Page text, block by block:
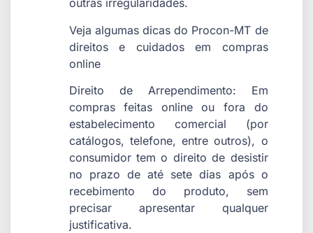
outras irregularidades.
Veja algumas dicas do Procon-MT de
direitos e cuidados em compras
online
Direito de Arrependimento: Em
compras feitas online ou fora do
estabelecimento comercial (por
catálogos, telefone, entre outros), o
consumidor tem o direito de desistir
no prazo de até sete dias após o
recebimento do produto, sem
precisar apresentar qualquer
justificativa.